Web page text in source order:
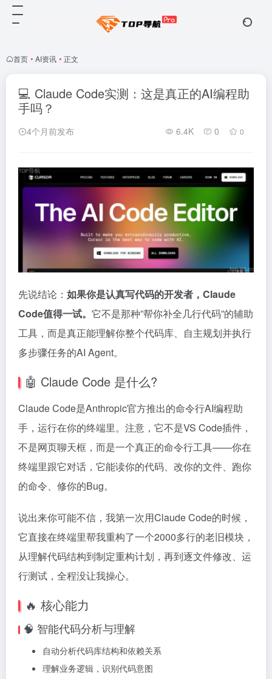
首页 • AI资讯 • 正文
💻 Claude Code实测：这是真正的AI编程助
手吗？
4个月前发布 6.4K 0 0
先说结论： 如果你是认真写代码的开发者，Claude
Code值得一试。 它不是那种”帮你补全几行代码”的辅助
工具，而是真正能理解你整个代码库、自主规划并执行
多步骤任务的AI Agent。
🤖 Claude Code 是什么?
Claude Code是Anthropic官方推出的命令行AI编程助
手，运行在你的终端里。注意，它不是VS Code插件，
不是网页聊天框，而是一个真正的命令行工具——你在
终端里跟它对话，它能读你的代码、改你的文件、跑你
的命令、修你的Bug。
说出来你可能不信，我第一次用Claude Code的时候，
它直接在终端里帮我重构了一个2000多行的老旧模块，
从理解代码结构到制定重构计划，再到逐文件修改、运
行测试，全程没让我操心。
🔥 核心能力
🧠 智能代码分析与理解
自动分析代码库结构和依赖关系
理解业务逻辑，识别代码意图